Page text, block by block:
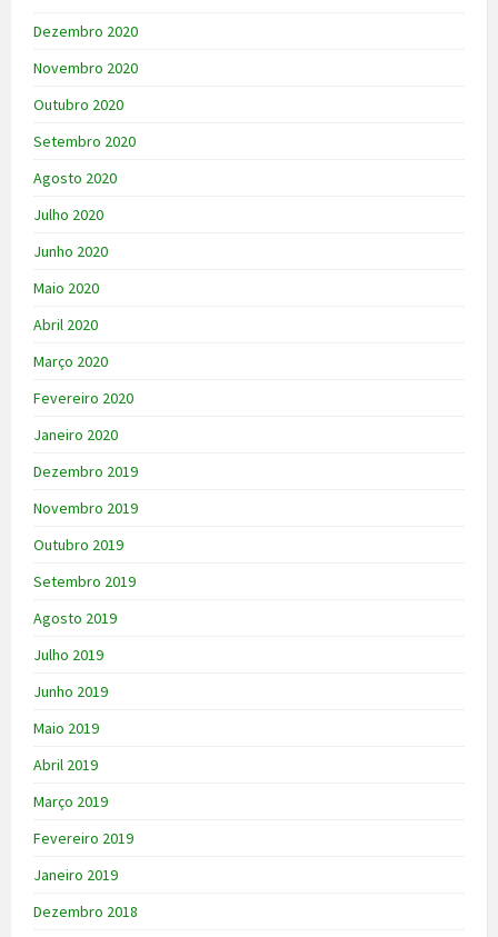
Dezembro 2020
Novembro 2020
Outubro 2020
Setembro 2020
Agosto 2020
Julho 2020
Junho 2020
Maio 2020
Abril 2020
Março 2020
Fevereiro 2020
Janeiro 2020
Dezembro 2019
Novembro 2019
Outubro 2019
Setembro 2019
Agosto 2019
Julho 2019
Junho 2019
Maio 2019
Abril 2019
Março 2019
Fevereiro 2019
Janeiro 2019
Dezembro 2018